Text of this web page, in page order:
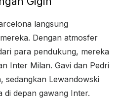
langsung
Dengan atmosfer
para pendukung, mereka
Inter Milan. Gavi dan Pedri
sedangkan Lewandowski
di depan gawang Inter.